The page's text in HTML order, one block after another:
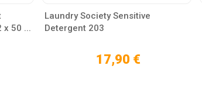
x 50 ...
Laundry Society Sensitive
Detergent 203
17,90 €